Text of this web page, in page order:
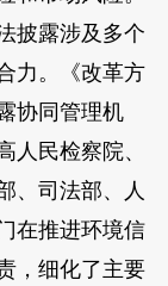
露涉及多个
力。《改革方
协同管理机
人民检察院、
、司法部、人
在推进环境信
，细化了主要